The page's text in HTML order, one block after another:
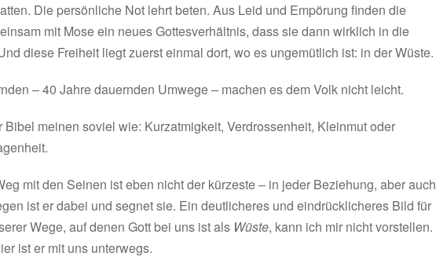
Die persönliche Not lehrt beten. Aus Leid und Empörung finden die
mit Mose ein neues Gottesverhältnis, dass sie dann wirklich in die
diese Freiheit liegt zuerst einmal dort, wo es ungemütlich ist: in der Wüste.
– 40 Jahre dauernden Umwege – machen es dem Volk nicht leicht.
Bibel meinen soviel wie: Kurzatmigkeit, Verdrossenheit, Kleinmut oder
mit den Seinen ist eben nicht der kürzeste – in jeder Beziehung, aber auch
ist er dabei und segnet sie. Ein deutlicheres und eindrücklicheres Bild für
Wege, auf denen Gott bei uns ist als Wüste, kann ich mir nicht vorstellen.
ist er mit uns unterwegs.